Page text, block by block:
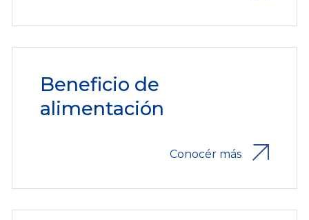
Beneficio de
alimentación
Conocér más